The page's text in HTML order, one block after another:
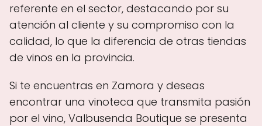
referente en el sector, destacando por su
atención al cliente y su compromiso con la
calidad, lo que la diferencia de otras tiendas
de vinos en la provincia.
Si te encuentras en Zamora y deseas
encontrar una vinoteca que transmita pasión
por el vino, Valbusenda Boutique se presenta